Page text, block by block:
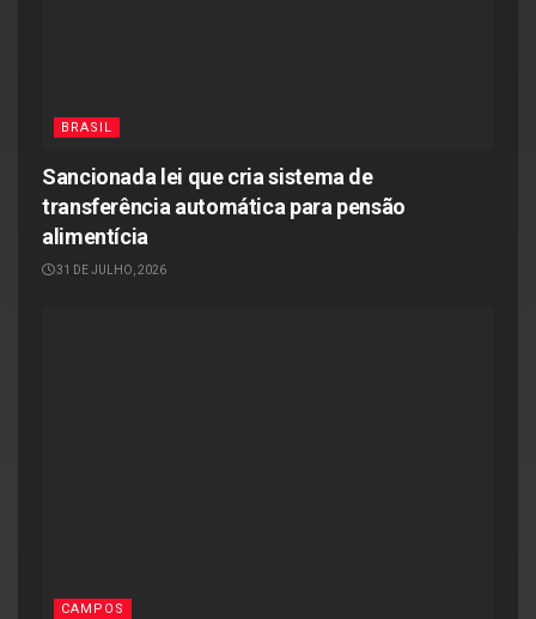
BRASIL
Sancionada lei que cria sistema de
transferência automática para pensão
alimentícia
31 DE JULHO, 2026
CAMPOS